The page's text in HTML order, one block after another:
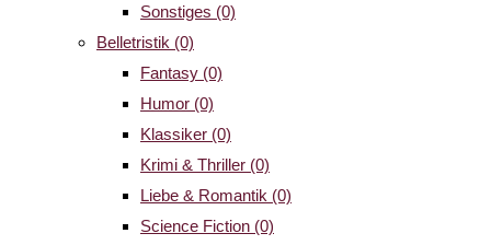
Sonstiges (0)
Belletristik (0)
Fantasy (0)
Humor (0)
Klassiker (0)
Krimi & Thriller (0)
Liebe & Romantik (0)
Science Fiction (0)